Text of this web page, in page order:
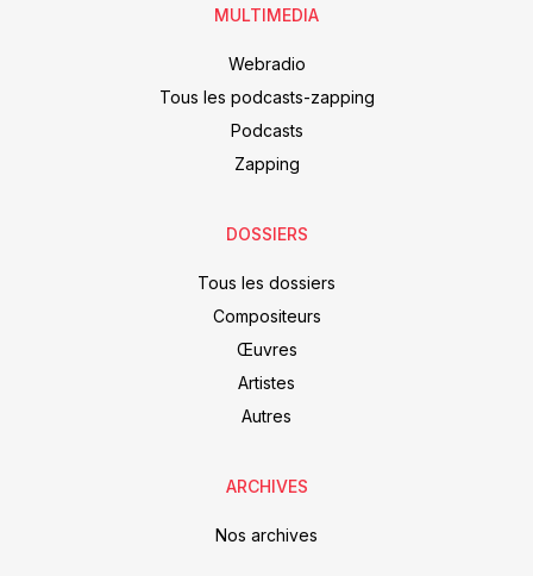
MULTIMEDIA
Webradio
Tous les podcasts-zapping
Podcasts
Zapping
DOSSIERS
Tous les dossiers
Compositeurs
Œuvres
Artistes
Autres
ARCHIVES
Nos archives